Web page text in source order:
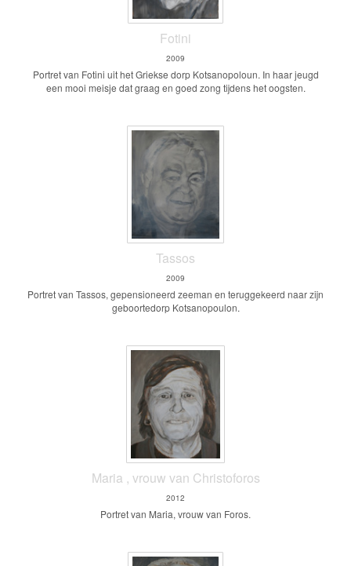
Fotini
2009
Portret van Fotini uit het Griekse dorp Kotsanopoloun. In haar jeugd
een mooi meisje dat graag en goed zong tijdens het oogsten.
Tassos
2009
Portret van Tassos, gepensioneerd zeeman en teruggekeerd naar zijn
geboortedorp Kotsanopoulon.
Maria , vrouw van Christoforos
2012
Portret van Maria, vrouw van Foros.